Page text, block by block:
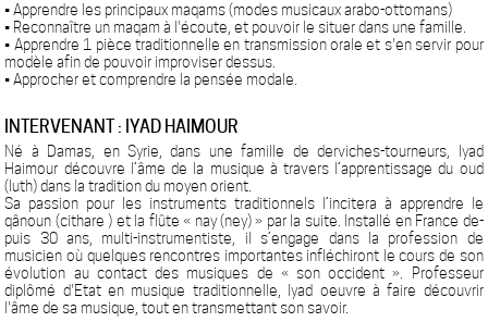
• Apprendre les principaux maqams (modes musicaux arabo-ottomans)
• Reconnaître un maqam à l'écoute, et pouvoir le situer dans une famille.
• Apprendre 1 pièce traditionnelle en transmission orale et s'en servir pour
modèle afin de pouvoir improviser dessus.
• Approcher et comprendre la pensée modale.
INTERVENANT : IYAD HAIMOUR
Né à Damas, en Syrie, dans une famille de derviches-tourneurs, Iyad
Haimour découvre l’âme de la musique à travers l’apprentissage du oud
(luth) dans la tradition du moyen orient.
Sa passion pour les instruments traditionnels l’incitera à apprendre le
qânoun (cithare ) et la flûte « nay (ney) » par la suite. Installé en France de-
puis 30 ans, multi-instrumentiste, il s’engage dans la profession de
musicien où quelques rencontres importantes infléchiront le cours de son
évolution au contact des musiques de « son occident ». Professeur
diplômé d'Etat en musique traditionnelle, Iyad oeuvre à faire découvrir
l'âme de sa musique, tout en transmettant son savoir.